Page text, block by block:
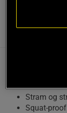
Stram og
Squat-proof